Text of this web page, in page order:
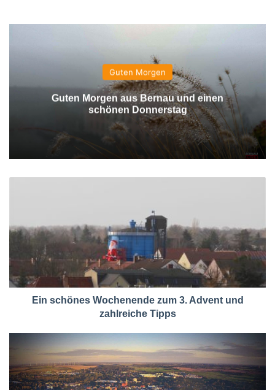
Guten Morgen
Guten Morgen aus Bernau und einen
schönen Donnerstag
Ein schönes Wochenende zum 3. Advent und
zahlreiche Tipps